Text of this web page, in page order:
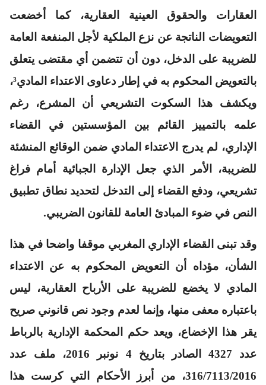
العقارات والحقوق العينية العقارية، كما أخضعت
التعويضات الناتجة عن نزع الملكية لأجل المنفعة العامة
للضريبة على الدخل، دون أن تتضمن أي مقتضى يتعلق
بالتعويض المحكوم به في إطار دعاوى الاعتداء المادي³،
ويكشف هذا السكوت التشريعي أن المشرع، رغم
علمه بالتمييز القائم بين المؤسستين في القضاء
الإداري، لم يدرج الاعتداء المادي ضمن الوقائع المنشئة
للضريبة، الأمر الذي جعل الإدارة الجبائية أمام فراغ
تشريعي، ودفع القضاء إلى التدخل لتحديد نطاق تطبيق
النص في ضوء المبادئ العامة للقانون الضريبي.
وقد تبنى القضاء الإداري المغربي موقفا واضحا في هذا
الشأن، مؤداه أن التعويض المحكوم به عن الاعتداء
المادي لا يخضع للضريبة على الأرباح العقارية، ليس
باعتباره معفى منها، وإنما لعدم وجود نص قانوني صريح
يقر هذا الإخضاع، ويعد حكم المحكمة الإدارية بالرباط
عدد 4327 الصادر بتاريخ 4 نونبر 2016، ملف عدد
316/7113/2016، من أبرز الأحكام التي كرست هذا